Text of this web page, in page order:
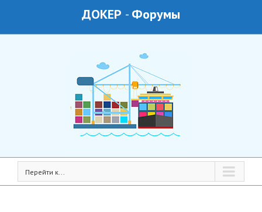
ДОКЕР - Форумы
Перейти к...